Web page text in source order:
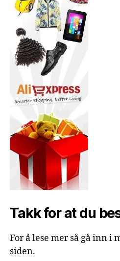
Takk for at du
For å lese mer så gå inn i
siden.